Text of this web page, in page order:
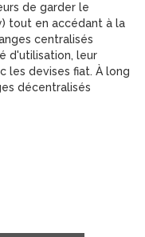
de garder le
tout en accédant à la
centralisés
d'utilisation, leur
les devises fiat. À long
décentralisés